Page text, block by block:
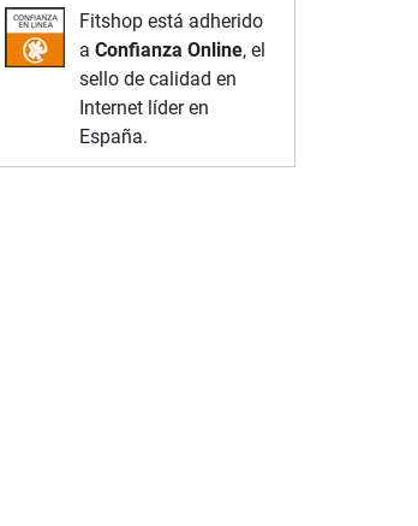
Fitshop está adherido
a Confianza Online, el
sello de calidad en
Internet líder en
España.